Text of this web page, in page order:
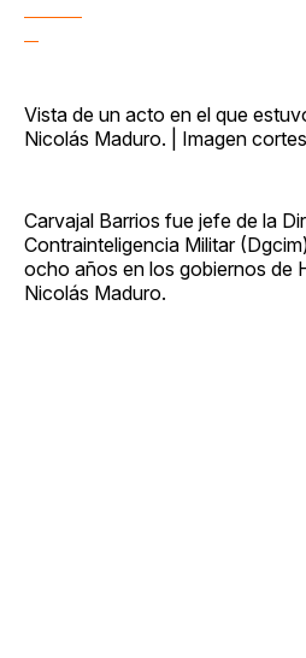
Vista de un acto en el que
Nicolás Maduro. | Imagen
Carvajal Barrios fue jefe de la
Contrainteligencia Militar
ocho años en los gobiernos de
Nicolás Maduro.